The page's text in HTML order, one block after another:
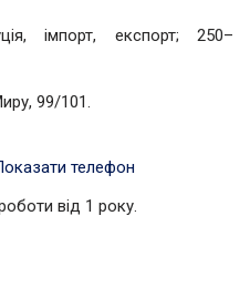
імпорт, експорт; 250–
99/101.
телефон
від 1 року.